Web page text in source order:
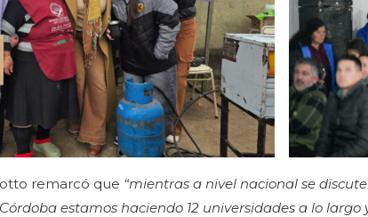
remarcó que “mientras a nivel nacional se
estamos haciendo 12 universidades a lo